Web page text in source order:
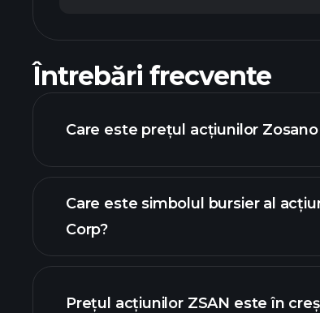
Întrebări frecvente
Care este prețul acțiunilor
graficul avansat
Care este simbolul bursier al
Corp?
Prețul acțiunilor ZSAN este în